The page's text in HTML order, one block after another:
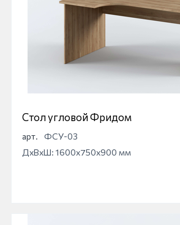
Стол угловой Фридом
арт.
ФСУ-03
ДхВхШ: 1600x750x900 мм